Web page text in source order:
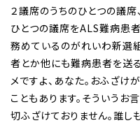
２議席のうちのひとつの議席
ひとつの議席をALS難病患
務めているのがれいわ新選
者とか他にも難病患者を送る
メですよ、あなた。おふざけ
こともあります。そういうお
切ふざけておりません。誰し